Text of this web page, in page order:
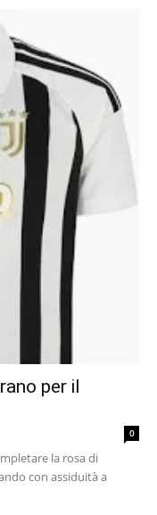
per il
0
la rosa di
con assiduità a